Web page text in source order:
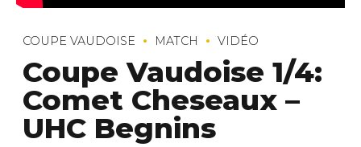
COUPE VAUDOISE MATCH VIDÉO
Coupe Vaudoise 1/4:
Comet Cheseaux –
UHC Begnins